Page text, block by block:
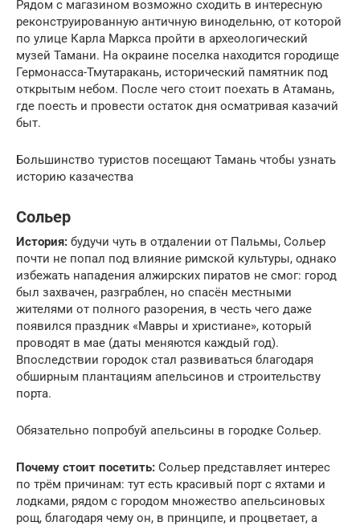
Рядом с магазином возможно сходить в интересную
реконструированную античную винодельню, от которой
по улице Карла Маркса пройти в археологический
музей Тамани. На окраине поселка находится городище
Гермонасса-Тмутаракань, исторический памятник под
открытым небом. После чего стоит поехать в Атамань,
где поесть и провести остаток дня осматривая казачий
быт.
Большинство туристов посещают Тамань чтобы узнать
историю казачества
Сольер
История: будучи чуть в отдалении от Пальмы, Сольер
почти не попал под влияние римской культуры, однако
избежать нападения алжирских пиратов не смог: город
был захвачен, разграблен, но спасён местными
жителями от полного разорения, в честь чего даже
появился праздник «Мавры и христиане», который
проводят в мае (даты меняются каждый год).
Впоследствии городок стал развиваться благодаря
обширным плантациям апельсинов и строительству
порта.
Обязательно попробуй апельсины в городке Сольер.
Почему стоит посетить: Сольер представляет интерес
по трём причинам: тут есть красивый порт с яхтами и
лодками, рядом с городом множество апельсиновых
рощ, благодаря чему он, в принципе, и процветает, а